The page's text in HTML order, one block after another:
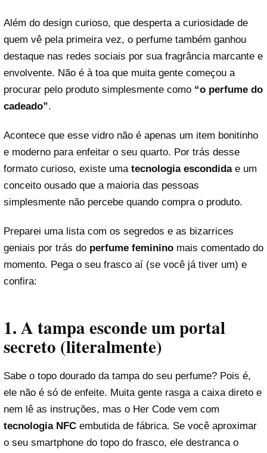
Além do design curioso, que desperta a curiosidade de
quem vê pela primeira vez, o perfume também ganhou
destaque nas redes sociais por sua fragrância marcante e
envolvente. Não é à toa que muita gente começou a
procurar pelo produto simplesmente como “o perfume do
cadeado”.
Acontece que esse vidro não é apenas um item bonitinho
e moderno para enfeitar o seu quarto. Por trás desse
formato curioso, existe uma tecnologia escondidae um
conceito ousado que a maioria das pessoas
simplesmente não percebe quando compra o produto.
Preparei uma lista com os segredos e as bizarrices
geniais por trás do perfume feminino mais comentado do
momento. Pega o seu frasco aí (se você já tiver um) e
confira:
1. A tampa esconde um portal
secreto (literalmente)
Sabe o topo dourado da tampa do seu perfume? Pois é,
ele não é só de enfeite. Muita gente rasga a caixa direto e
nem lê as instruções, mas o Her Code vem com
tecnologia NFC embutida de fábrica. Se você aproximar
o seu smartphone do topo do frasco, ele destranca o